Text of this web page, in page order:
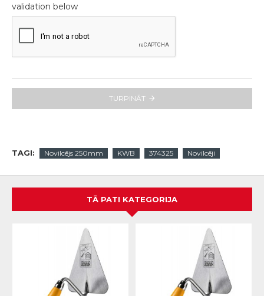
validation below
TURPINĀT
TAGI: Novilcējs 250mm KWB 374325 Novilcēji
TĀ PATI KATEGORIJA